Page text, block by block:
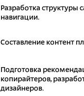
Разработка структуры
навигации.
Составление контент
Подготовка
копирайтеров,
дизайнеров.